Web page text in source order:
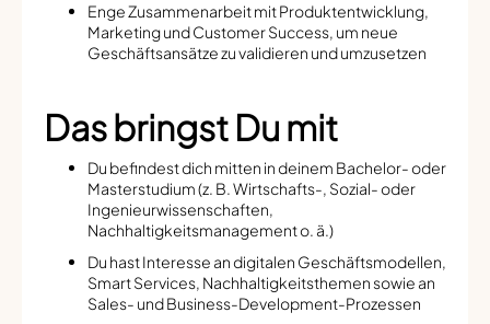
Enge Zusammenarbeit mit Produktentwicklung,
Marketing und Customer Success, um neue
Geschäftsansätze zu validieren und umzusetzen
Das bringst Du mit
Du befindest dich mitten in deinem Bachelor- oder
Masterstudium (z. B. Wirtschafts-, Sozial- oder
Ingenieurwissenschaften,
Nachhaltigkeitsmanagement o. ä.)
Du hast Interesse an digitalen Geschäftsmodellen,
Smart Services, Nachhaltigkeitsthemen sowie an
Sales- und Business-Development-Prozessen